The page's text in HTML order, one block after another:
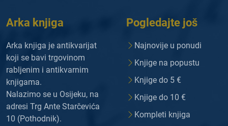
Arka knjiga
Arka knjiga je antikvarijat
koji se bavi trgovinom
rabljenim i antikvarnim
knjigama.
Nalazimo se u Osijeku, na
adresi Trg Ante Starčevića
10 (Pothodnik).
Pogledajte još
Najnovije u ponudi
Knjige na popustu
Knjige do 5 €
Knjige do 10 €
Kompleti knjiga